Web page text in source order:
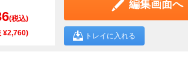
(税込)
¥2,760)
編集画面へ
トレイに入れる